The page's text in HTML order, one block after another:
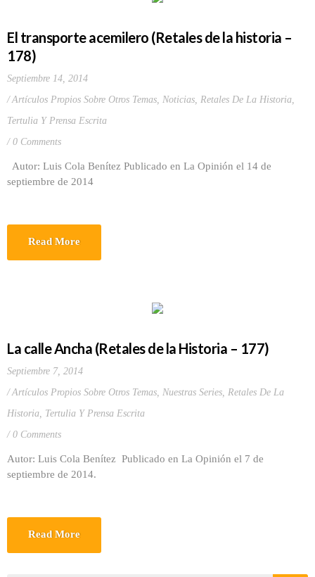
El transporte acemilero (Retales de la historia –
178)
Septiembre 14, 2014
Artículos Propios Sobre Otros Temas, Noticias, Retales De La Historia,
Tertulia Y Prensa Escrita
0 Comments
Autor: Luis Cola Benítez Publicado en La Opinión el 14 de
septiembre de 2014
Read More
La calle Ancha (Retales de la Historia – 177)
Septiembre 7, 2014
Artículos Propios Sobre Otros Temas, Nuestras Series, Retales De La
Historia, Tertulia Y Prensa Escrita
0 Comments
Autor: Luis Cola Benítez Publicado en La Opinión el 7 de
septiembre de 2014.
Read More